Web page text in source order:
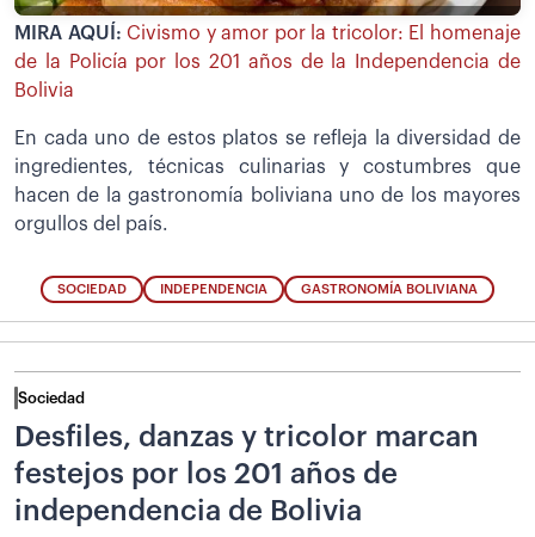
MIRA AQUÍ: Civismo y amor por la tricolor: El homenaje
de la Policía por los 201 años de la Independencia de
Bolivia
En cada uno de estos platos se refleja la diversidad de
ingredientes, técnicas culinarias y costumbres que
hacen de la gastronomía boliviana uno de los mayores
orgullos del país.
SOCIEDAD INDEPENDENCIA GASTRONOMÍA BOLIVIANA
Sociedad
Desfiles, danzas y tricolor marcan
festejos por los 201 años de
independencia de Bolivia